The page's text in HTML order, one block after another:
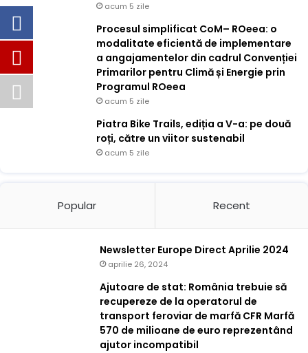
acum 5 zile
Procesul simplificat CoM– ROeea: o
modalitate eficientă de implementare
a angajamentelor din cadrul Convenției
Primarilor pentru Climă și Energie prin
Programul ROeea
acum 5 zile
Piatra Bike Trails, ediția a V-a: pe două
roți, către un viitor sustenabil
acum 5 zile
Popular Recent
Newsletter Europe Direct Aprilie 2024
aprilie 26, 2024
Ajutoare de stat: România trebuie să
recupereze de la operatorul de
transport feroviar de marfă CFR Marfă
570 de milioane de euro reprezentând
ajutor incompatibil